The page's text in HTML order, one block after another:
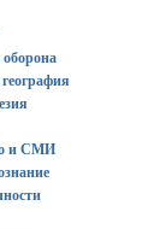
и СМИ